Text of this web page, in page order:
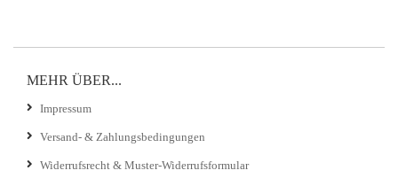
MEHR ÜBER...
Impressum
Versand- & Zahlungsbedingungen
Widerrufsrecht & Muster-Widerrufsformular